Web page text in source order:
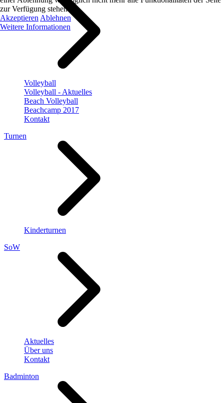
Volleyball
Volleyball - Aktuelles
Beach Volleyball
Beachcamp 2017
Kontakt
Turnen
Kinderturnen
SoW
Aktuelles
Über uns
Kontakt
Badminton
zur Verfügung stehen.
Akzeptieren Ablehnen
Weitere Informationen